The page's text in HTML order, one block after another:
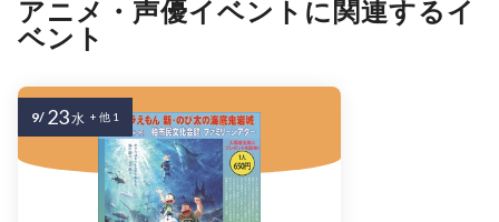
アニメ・声優イベントに関連するイ
ベント
9/ 23水 + 他 1